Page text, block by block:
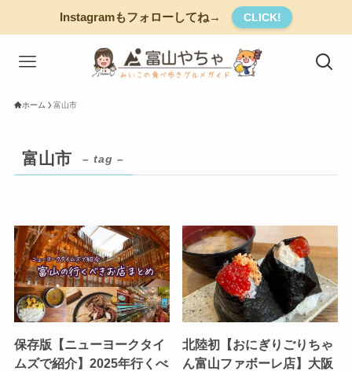
Instagramもフォローしてね→ CLICK!
ホーム 富山市
富山市 – tag –
保存版【ニューヨークタイ
ムズで紹介】2025年行くべ
北陸初【おにぎりごりちゃ
ん富山ファボーレ店】大阪